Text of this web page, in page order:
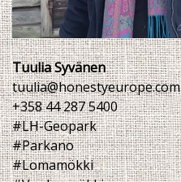
Tuulia Syvänen
tuulia@honestyeurope.com
+358 44 287 5400
#LH-Geopark
#Parkano
#Lomamökki